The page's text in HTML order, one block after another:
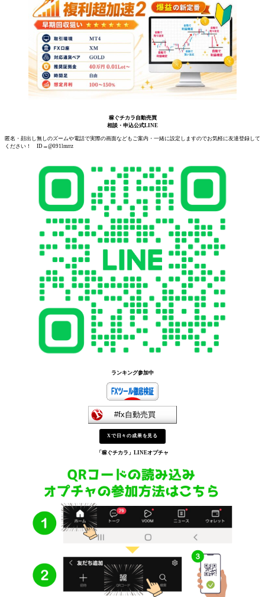
稼ぐチカラ自動売買
相談・申込公式LINE
匿名・顔出し無しのズームや電話で実際の画面などもご案内・一緒に設定しますのでお気軽に友達登録して
ください！ ID→@091lmrrz
ランキング参加中
Xで日々の成果を見る
「稼ぐチカラ」 LINEオプチャ